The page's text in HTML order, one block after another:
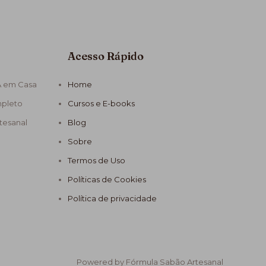
em Casa
Acesso Rápido
Home
Cursos e E-books
Blog
Sobre
Termos de Uso
Políticas de Cookies
Política de privacidade
Powered by Fórmula Sabão Artesanal